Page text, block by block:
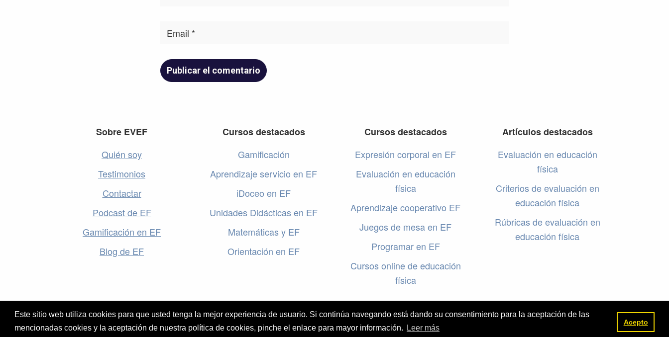
Este sitio web utiliza cookies para que usted tenga la mejor experiencia de usuario. Si continúa navegando está dando su consentimiento para la aceptación de las
mencionadas cookies y la aceptación de nuestra política de cookies, pinche el enlace para mayor información.
Leer más
Acepto
Sobre EVEF
Quién soy
Testimonios
Contactar
Podcast de EF
Gamificación en EF
Blog de EF
Cursos destacados
Gamificación
Aprendizaje servicio en EF
iDoceo en EF
Unidades Didácticas en EF
Matemáticas y EF
Orientación en EF
Cursos destacados
Expresión corporal en EF
Evaluación en educación
física
Aprendizaje cooperativo EF
Juegos de mesa en EF
Programar en EF
Cursos online de educación
física
Artículos destacados
Evaluación en educación
física
Criterios de evaluación en
educación física
Rúbricas de evaluación en
educación física